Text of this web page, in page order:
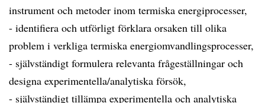
instrument och metoder inom termiska energiprocesser,
- identifiera och utförligt förklara orsaken till olika
problem i verkliga termiska energiomvandlingsprocesser,
- självständigt formulera relevanta frågeställningar och
designa experimentella/analytiska försök,
- självständigt tillämpa experimentella och analytiska